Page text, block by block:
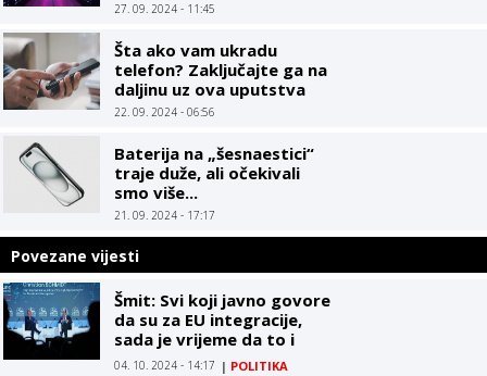
27. 09. 2024 - 11:45
Šta ako vam ukradu
telefon? Zaključajte ga na
daljinu uz ova uputstva
22. 09. 2024 - 06:56
Baterija na „šesnaestici“
traje duže, ali očekivali
smo više...
21. 09. 2024 - 17:17
Povezane vijesti
Šmit: Svi koji javno govore
da su za EU integracije,
sada je vrijeme da to i
dokažu
04. 10. 2024 - 14:17 | POLITIKA